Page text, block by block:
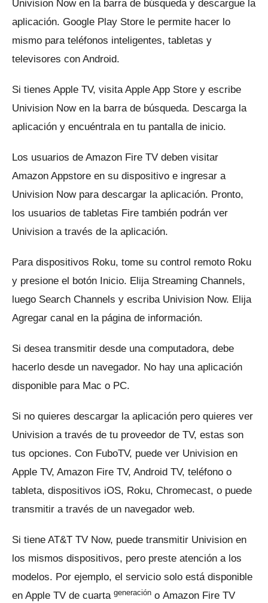
Univision Now en la barra de búsqueda y descargue la
aplicación. Google Play Store le permite hacer lo
mismo para teléfonos inteligentes, tabletas y
televisores con Android.
Si tienes Apple TV, visita Apple App Store y escribe
Univision Now en la barra de búsqueda. Descarga la
aplicación y encuéntrala en tu pantalla de inicio.
Los usuarios de Amazon Fire TV deben visitar
Amazon Appstore en su dispositivo e ingresar a
Univision Now para descargar la aplicación. Pronto,
los usuarios de tabletas Fire también podrán ver
Univision a través de la aplicación.
Para dispositivos Roku, tome su control remoto Roku
y presione el botón Inicio. Elija Streaming Channels,
luego Search Channels y escriba Univision Now. Elija
Agregar canal en la página de información.
Si desea transmitir desde una computadora, debe
hacerlo desde un navegador. No hay una aplicación
disponible para Mac o PC.
Si no quieres descargar la aplicación pero quieres ver
Univision a través de tu proveedor de TV, estas son
tus opciones. Con FuboTV, puede ver Univision en
Apple TV, Amazon Fire TV, Android TV, teléfono o
tableta, dispositivos iOS, Roku, Chromecast, o puede
transmitir a través de un navegador web.
Si tiene AT&T TV Now, puede transmitir Univision en
los mismos dispositivos, pero preste atención a los
modelos. Por ejemplo, el servicio solo está disponible
en Apple TV de cuarta generación o Amazon Fire TV